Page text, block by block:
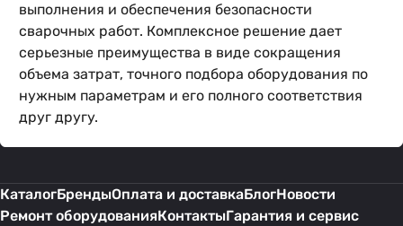
выполнения и обеспечения безопасности
сварочных работ. Комплексное решение дает
серьезные преимущества в виде сокращения
объема затрат, точного подбора оборудования по
нужным параметрам и его полного соответствия
друг другу.
КаталогБрендыОплата и доставкаБлогНовости
Ремонт оборудованияКонтактыГарантия и сервис